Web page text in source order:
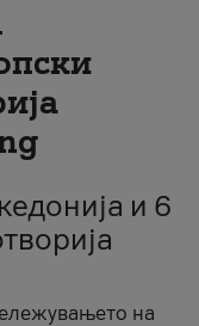
и 6
на